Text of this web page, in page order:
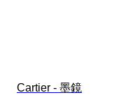
Cartier - 墨鏡